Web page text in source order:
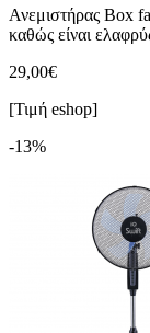
Ανεμιστήρας Box
καθώς είναι
29,00€
[Τιμή eshop]
-13%